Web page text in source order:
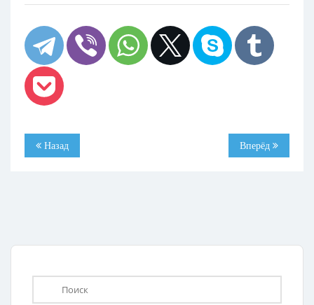
Назад Вперёд